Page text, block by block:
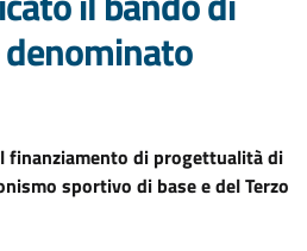
finanziamento di progettualità di
sportivo di base e del Terzo